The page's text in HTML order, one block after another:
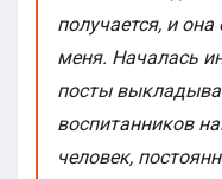
получается, и
меня. Началась
посты
воспитанников
человек,